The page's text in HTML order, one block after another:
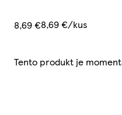
8,69 €8,69 €/kus
Tento produkt je